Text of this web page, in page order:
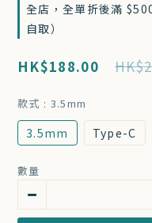
全店，全單折後滿
自取）
HK$188.00
款式 : 3.5mm
3.5mm Type-C
數量